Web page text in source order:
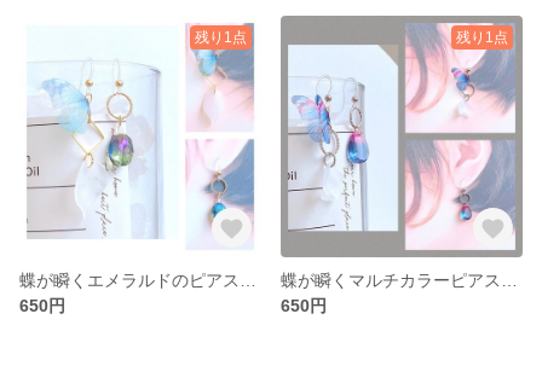
残り1点
650円
残り1点
650円